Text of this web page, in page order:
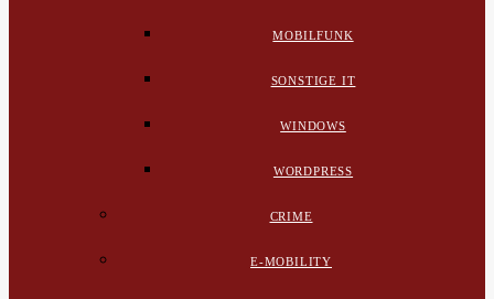
MOBILFUNK
SONSTIGE IT
WINDOWS
WORDPRESS
CRIME
E-MOBILITY